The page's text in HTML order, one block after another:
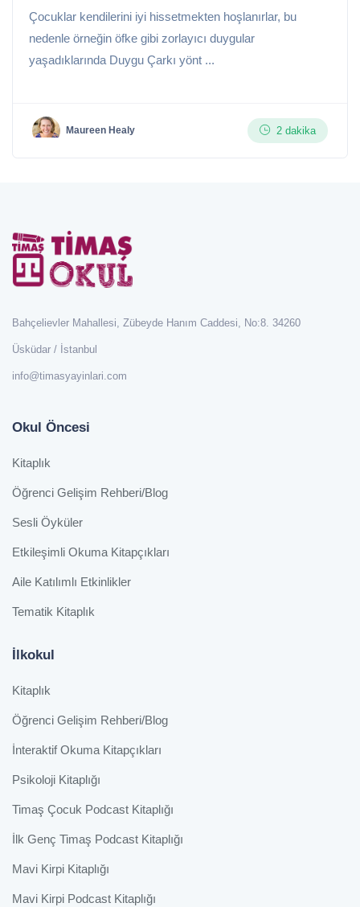
Çocuklar kendilerini iyi hissetmekten hoşlanırlar, bu
nedenle örneğin öfke gibi zorlayıcı duygular
yaşadıklarında Duygu Çarkı yönt ...
Maureen Healy 2 dakika
Bahçelievler Mahallesi, Zübeyde Hanım Caddesi, No:8. 34260
Üsküdar / İstanbul
info@timasyayinlari.com
Okul Öncesi
Kitaplık
Öğrenci Gelişim Rehberi/Blog
Sesli Öyküler
Etkileşimli Okuma Kitapçıkları
Aile Katılımlı Etkinlikler
Tematik Kitaplık
İlkokul
Kitaplık
Öğrenci Gelişim Rehberi/Blog
İnteraktif Okuma Kitapçıkları
Psikoloji Kitaplığı
Timaş Çocuk Podcast Kitaplığı
İlk Genç Timaş Podcast Kitaplığı
Mavi Kirpi Kitaplığı
Mavi Kirpi Podcast Kitaplığı